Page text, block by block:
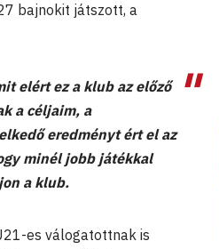
bajnokit játszott, a
elért ez a klub az előző
a céljaim, a
eredményt ért el az
minél jobb játékkal
a klub.
es válogatottnak is